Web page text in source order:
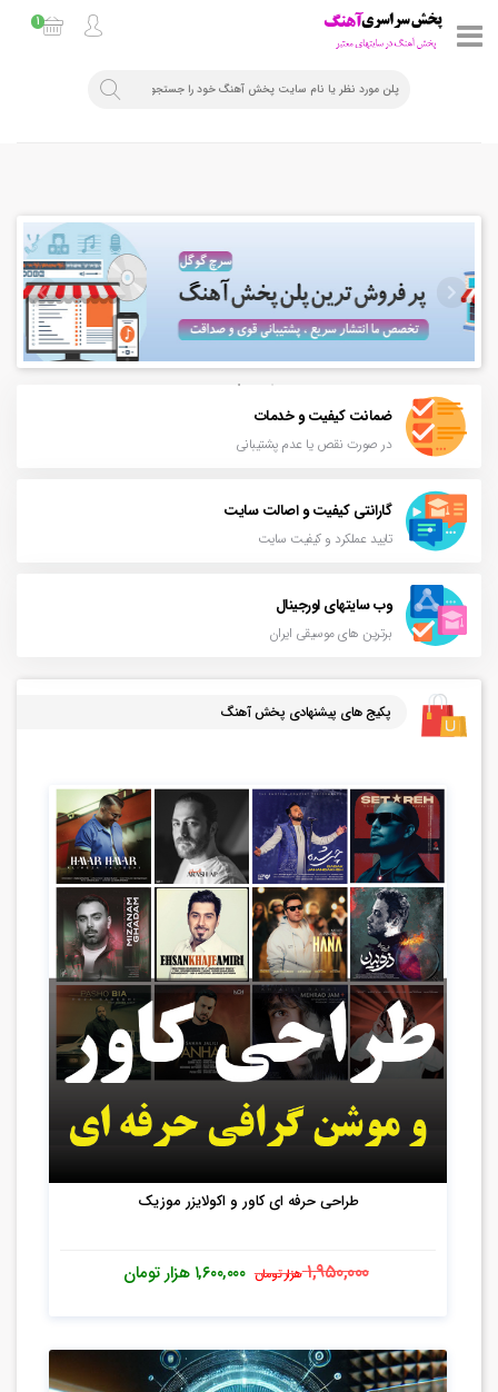
1
ضمانت کیفیت و خدمات
در صورت نقص یا عدم پشتیبانی
گارانتی کیفیت و اصالت سایت
تایید عملکرد و کیفیت سایت
وب سایتهای اورجینال
برترین های موسیقی ایران
پکیج های پیشنهادی پخش آهنگ
طراحی حرفه ای کاور و اکولایزر موزیک
۱,۹۵۰,۰۰۰ هزار تومان ۱,۶۰۰,۰۰۰ هزار تومان